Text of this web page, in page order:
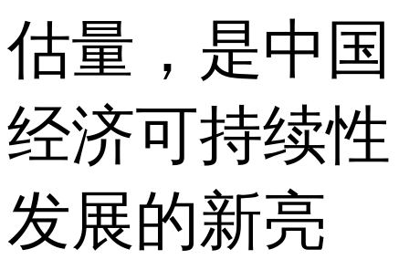
估量，是中国
经济可持续性
发展的新亮